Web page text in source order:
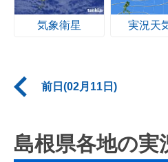
気象衛星 実況天
前日(02月11日)
島根県各地の実